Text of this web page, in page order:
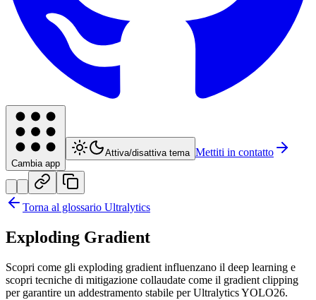
Cambia app
Attiva/disattiva tema Mettiti in contatto
Torna al glossario Ultralytics
Exploding Gradient
Scopri come gli exploding gradient influenzano il deep learning e
scopri tecniche di mitigazione collaudate come il gradient clipping
per garantire un addestramento stabile per Ultralytics YOLO26.